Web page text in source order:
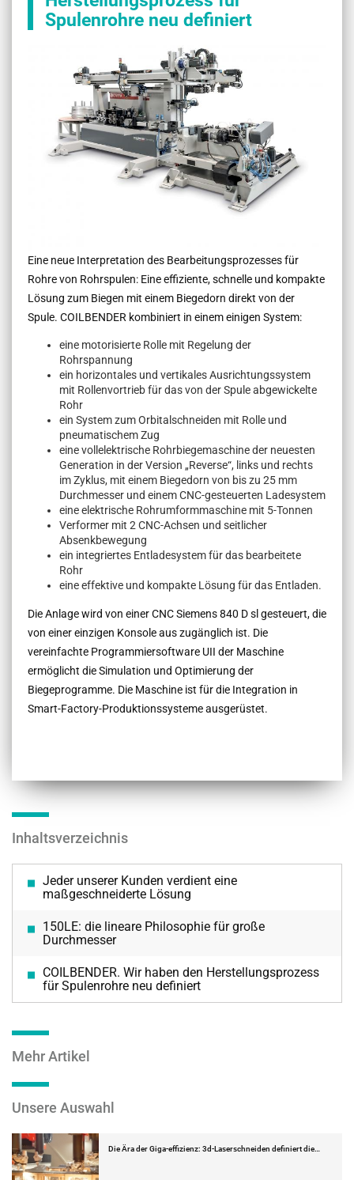
Spulenrohre neu definiert
Eine neue Interpretation des Bearbeitungsprozesses für
Rohre von Rohrspulen: Eine effiziente, schnelle und kompakte
Lösung zum Biegen mit einem Biegedorn direkt von der
Spule. COILBENDER kombiniert in einem einigen System:
eine motorisierte Rolle mit Regelung der
Rohrspannung
ein horizontales und vertikales Ausrichtungssystem
mit Rollenvortrieb für das von der Spule abgewickelte
Rohr
ein System zum Orbitalschneiden mit Rolle und
pneumatischem Zug
eine vollelektrische Rohrbiegemaschine der neuesten
Generation in der Version „Reverse“, links und rechts
im Zyklus, mit einem Biegedorn von bis zu 25 mm
Durchmesser und einem CNC-gesteuerten Ladesystem
eine elektrische Rohrumformmaschine mit 5-Tonnen
Verformer mit 2 CNC-Achsen und seitlicher
Absenkbewegung
ein integriertes Entladesystem für das bearbeitete
Rohr
eine effektive und kompakte Lösung für das Entladen.
Die Anlage wird von einer CNC Siemens 840 D sl gesteuert, die
von einer einzigen Konsole aus zugänglich ist. Die
vereinfachte Programmiersoftware UII der Maschine
ermöglicht die Simulation und Optimierung der
Biegeprogramme. Die Maschine ist für die Integration in
Smart-Factory-Produktionssysteme ausgerüstet.
Inhaltsverzeichnis
Jeder unserer Kunden verdient eine
maßgeschneiderte Lösung
150LE: die lineare Philosophie für große
Durchmesser
COILBENDER. Wir haben den Herstellungsprozess
für Spulenrohre neu definiert
Mehr Artikel
Unsere Auswahl
Die Ära der Giga-effizienz: 3d-Laserschneiden definiert die…